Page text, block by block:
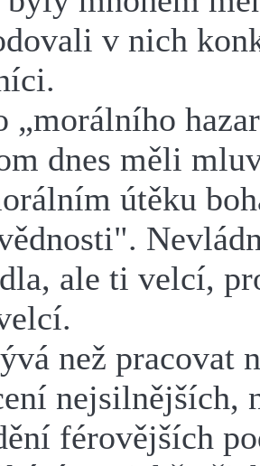
v nich
„morálního
dnes měli
útěku
ale ti velcí,
než pracovat
nejsilnějších,
férovějších